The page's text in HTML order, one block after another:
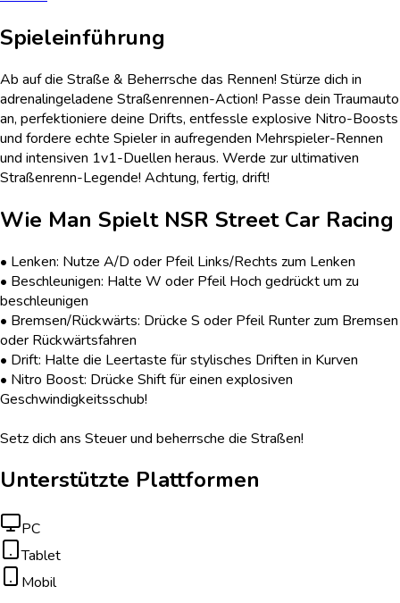
Spieleinführung
Ab auf die Straße & Beherrsche das Rennen! Stürze dich in
adrenalingeladene Straßenrennen-Action! Passe dein Traumauto
an, perfektioniere deine Drifts, entfessle explosive Nitro-Boosts
und fordere echte Spieler in aufregenden Mehrspieler-Rennen
und intensiven 1v1-Duellen heraus. Werde zur ultimativen
Straßenrenn-Legende! Achtung, fertig, drift!
Wie Man Spielt NSR Street Car Racing
• Lenken: Nutze A/D oder Pfeil Links/Rechts zum Lenken
• Beschleunigen: Halte W oder Pfeil Hoch gedrückt um zu
beschleunigen
• Bremsen/Rückwärts: Drücke S oder Pfeil Runter zum Bremsen
oder Rückwärtsfahren
• Drift: Halte die Leertaste für stylisches Driften in Kurven
• Nitro Boost: Drücke Shift für einen explosiven
Geschwindigkeitsschub!
Setz dich ans Steuer und beherrsche die Straßen!
Unterstützte Plattformen
PC
Tablet
Mobil